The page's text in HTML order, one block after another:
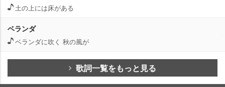
土の上には床がある
ベランダ
ベランダに吹く 秋の風が
歌詞一覧をもっと見る